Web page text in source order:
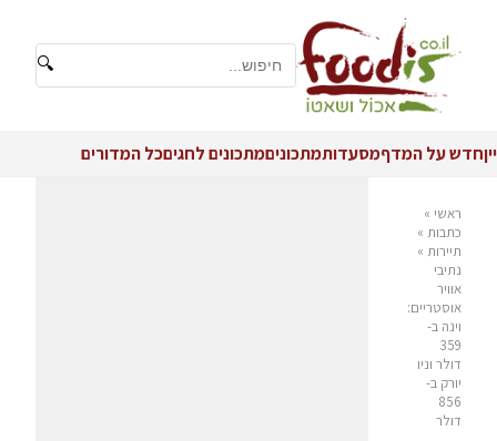
🔍
ייןחדש על המדףמסעדותמתכוניםמתכונים לחגיםכל המדורים
ראשי »
כתבות »
תיירות »
נתיבי
אוויר
אוסטריים:
וינה ב-
359
דולר וניו
יורק ב-
856
דולר